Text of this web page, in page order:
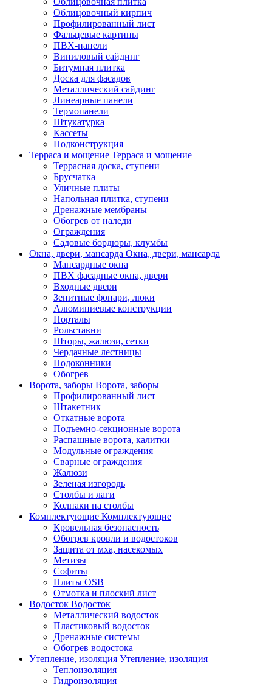
Облицовочный кирпич
Профилированный лист
Фальцевые картины
ПВХ-панели
Виниловый сайдинг
Битумная плитка
Доска для фасадов
Металлический сайдинг
Линеарные панели
Термопанели
Штукатурка
Кассеты
Подконструкция
Терраса и мощение Терраса и мощение
Террасная доска, ступени
Брусчатка
Уличные плиты
Напольная плитка, ступени
Дренажные мембраны
Обогрев от наледи
Ограждения
Садовые бордюры, клумбы
Окна, двери, мансарда Окна, двери, мансарда
Мансардные окна
ПВХ фасадные окна, двери
Входные двери
Зенитные фонари, люки
Алюминиевые конструкции
Порталы
Рольставни
Шторы, жалюзи, сетки
Чердачные лестницы
Подоконники
Обогрев
Ворота, заборы Ворота, заборы
Профилированный лист
Штакетник
Откатные ворота
Подъемно-секционные ворота
Распашные ворота, калитки
Модульные ограждения
Сварные ограждения
Жалюзи
Зеленая изгородь
Столбы и лаги
Колпаки на столбы
Комплектующие Комплектующие
Кровельная безопасность
Обогрев кровли и водостоков
Защита от мха, насекомых
Метизы
Софиты
Плиты OSB
Отмотка и плоский лист
Водосток Водосток
Металлический водосток
Пластиковый водосток
Дренажные системы
Обогрев водостока
Утепление, изоляция Утепление, изоляция
Теплоизоляция
Гидроизоляция